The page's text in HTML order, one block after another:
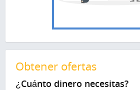
Obtener ofertas
¿Cuánto dinero necesitas?